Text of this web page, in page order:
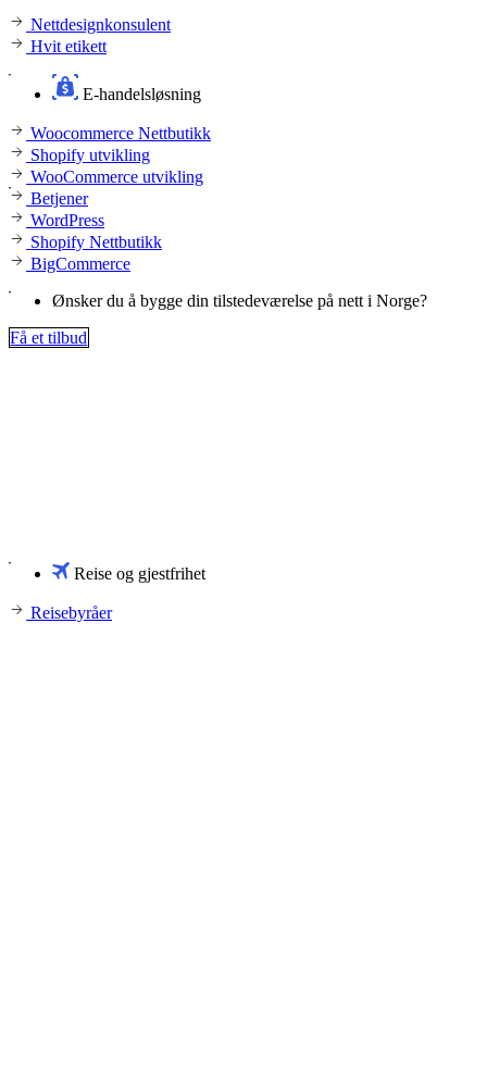
Nettdesignkonsulent
Hvit etikett
E-handelsløsning
Woocommerce Nettbutikk
Shopify utvikling
WooCommerce utvikling
Betjener
WordPress
Shopify Nettbutikk
BigCommerce
Ønsker du å bygge din tilstedeværelse på nett i Norge?
Få et tilbud
Reise og gjestfrihet
Reisebyråer